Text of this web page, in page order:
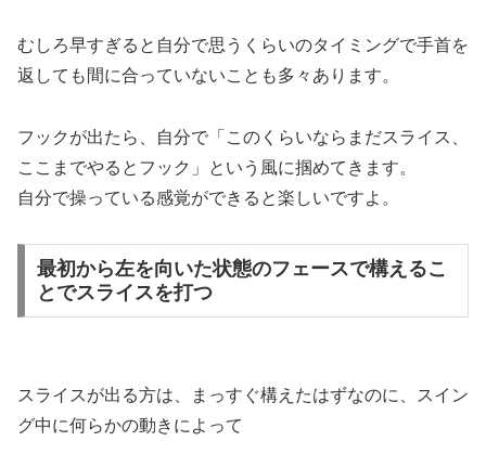
むしろ早すぎると自分で思うくらいのタイミングで手首を
返しても間に合っていないことも多々あります。
フックが出たら、自分で「このくらいならまだスライス、
ここまでやるとフック」という風に掴めてきます。
自分で操っている感覚ができると楽しいですよ。
最初から左を向いた状態のフェースで構えるこ
とでスライスを打つ
スライスが出る方は、まっすぐ構えたはずなのに、スイン
グ中に何らかの動きによって